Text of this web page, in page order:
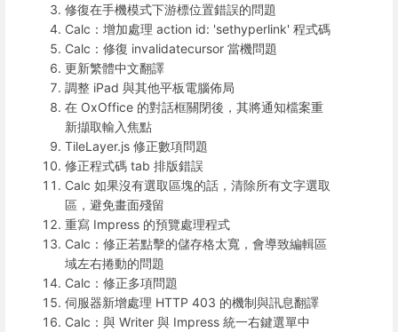
修復在手機模式下游標位置錯誤的問題
Calc：增加處理 action id: 'sethyperlink' 程式碼
Calc：修復 invalidatecursor 當機問題
更新繁體中文翻譯
調整 iPad 與其他平板電腦佈局
在 OxOffice 的對話框關閉後，其將通知檔案重
新擷取輸入焦點
TileLayer.js 修正數項問題
修正程式碼 tab 排版錯誤
Calc 如果沒有選取區塊的話，清除所有文字選取
區，避免畫面殘留
重寫 Impress 的預覽處理程式
Calc：修正若點擊的儲存格太寬，會導致編輯區
域左右捲動的問題
Calc：修正多項問題
伺服器新增處理 HTTP 403 的機制與訊息翻譯
Calc：與 Writer 與 Impress 統一右鍵選單中